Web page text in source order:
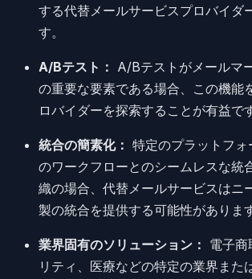
する代替メールサービスプロバイダ
す。
A/Bテスト： A/Bテストがメールマ
の重要な要素である場合、この機能
ロバイダーを探索することが有益で
統合の簡素化： 特定のプラットフ
のワークフローとのシームレスな統
織の場合、代替メールサービスはニ
製の統合を提供する可能性があります
業界固有のソリューション： 電子商
リティ、医療などの特定の業界また